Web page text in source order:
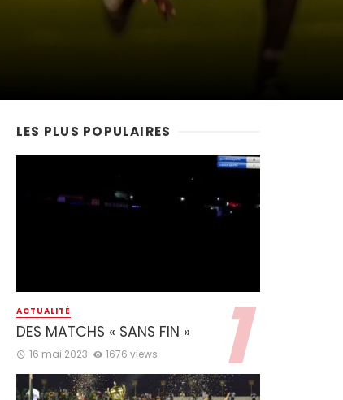
LES PLUS POPULAIRES
ACTUALITÉ
DES MATCHS « SANS FIN »
16 mai 2023 1676 views